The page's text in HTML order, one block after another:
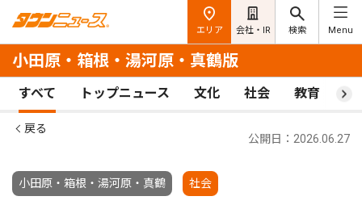
エリア 会社・IR 検索 Menu
小田原・箱根・湯河原・真鶴版
すべて トップニュース 文化 社会 教育 ス
戻る
小田原・箱根・湯河原・真鶴 社会
公開日：2026.06.27